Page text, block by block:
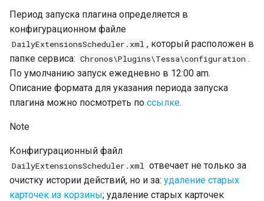
Период запуска плагина определяется в
конфигурационном файле
DailyExtensionsScheduler.xml , который расположен в
папке сервиса: Chronos\Plugins\Tessa\configuration .
По умолчанию запуск ежедневно в 12:00 am.
Описание формата для указания периода запуска
плагина можно посмотреть по ссылке.
Note
Конфигурационный файл
DailyExtensionsScheduler.xml отвечает не только за
очистку истории действий, но и за: удаление старых
карточек из корзины; удаление старых карточек